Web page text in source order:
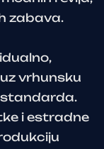
zabava.
vrhunsku
standarda.
i estradne